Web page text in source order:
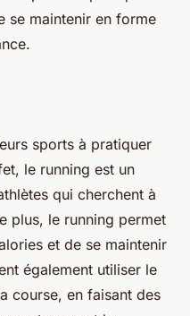
se maintenir en forme
sports à pratiquer
le running est un
qui cherchent à
plus, le running permet
et de se maintenir
également utiliser le
course, en faisant des